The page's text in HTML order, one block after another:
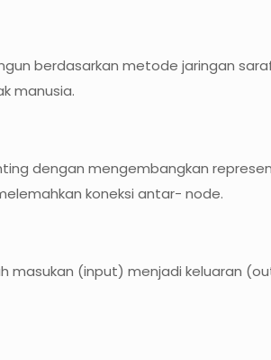
berdasarkan metode jaringan
manusia.
dengan mengembangkan
koneksi antar- node.
(input) menjadi keluaran